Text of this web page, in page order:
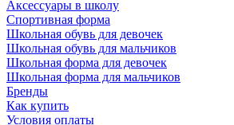
Аксессуары в школу
Спортивная форма
Школьная обувь для девочек
Школьная обувь для мальчиков
Школьная форма для девочек
Школьная форма для мальчиков
Бренды
Как купить
Условия оплаты